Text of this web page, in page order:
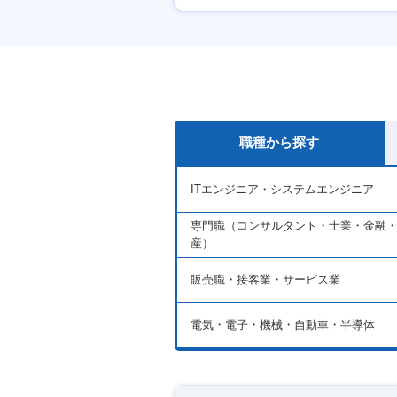
月残業20時間以内
職種から探す
ITエンジニア・システムエンジニア
専門職（コンサルタント・士業・金融
産）
販売職・接客業・サービス業
電気・電子・機械・自動車・半導体